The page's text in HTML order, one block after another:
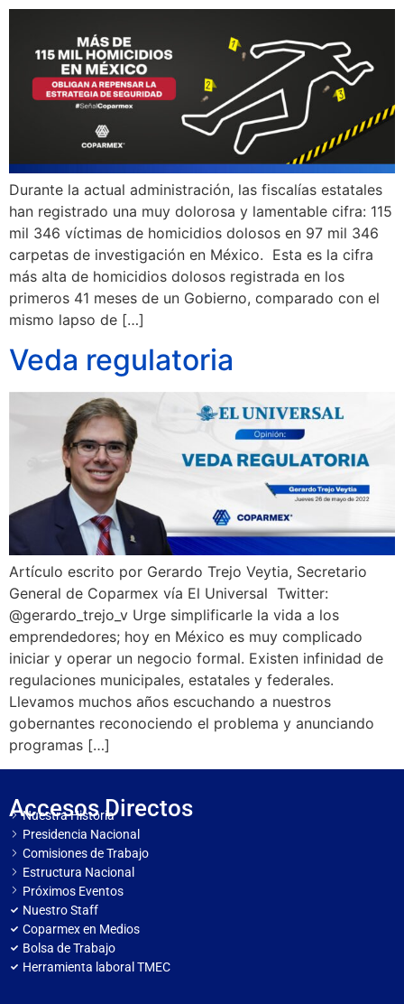
Durante la actual administración, las fiscalías estatales
han registrado una muy dolorosa y lamentable cifra: 115
mil 346 víctimas de homicidios dolosos en 97 mil 346
carpetas de investigación en México. Esta es la cifra
más alta de homicidios dolosos registrada en los
primeros 41 meses de un Gobierno, comparado con el
mismo lapso de […]
Veda regulatoria
Artículo escrito por Gerardo Trejo Veytia, Secretario
General de Coparmex vía El Universal Twitter:
@gerardo_trejo_v Urge simplificarle la vida a los
emprendedores; hoy en México es muy complicado
iniciar y operar un negocio formal. Existen infinidad de
regulaciones municipales, estatales y federales.
Llevamos muchos años escuchando a nuestros
gobernantes reconociendo el problema y anunciando
programas […]
Accesos Directos
Nuestra Historia
Presidencia Nacional
Comisiones de Trabajo
Estructura Nacional
Próximos Eventos
Nuestro Staff
Coparmex en Medios
Bolsa de Trabajo
Herramienta laboral TMEC